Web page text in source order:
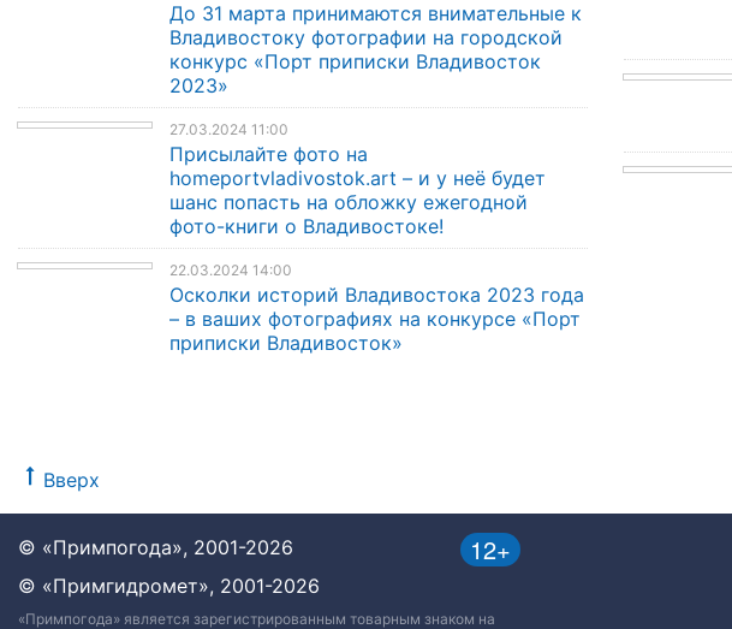
До 31 марта принимаются внимательные к
Владивостоку фотографии на городской
конкурс «Порт приписки Владивосток
2023»
27.03.2024 11:00
Присылайте фото на
homeportvladivostok.art – и у неё будет
шанс попасть на обложку ежегодной
фото-книги о Владивостоке!
22.03.2024 14:00
Осколки историй Владивостока 2023 года
– в ваших фотографиях на конкурсе «Порт
приписки Владивосток»
Вверх
12+
© «Примпогода», 2001-2026
© «Примгидромет», 2001-2026
«Примпогода» является зарегистрированным товарным знаком на